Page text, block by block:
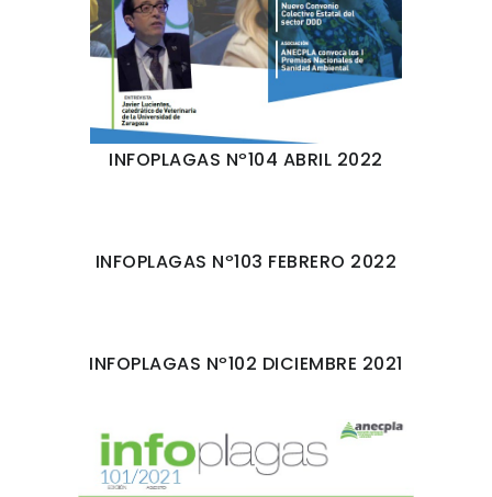
INFOPLAGAS Nº104 ABRIL 2022
INFOPLAGAS Nº103 FEBRERO 2022
INFOPLAGAS Nº102 DICIEMBRE 2021